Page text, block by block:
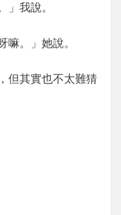
」我說。
嘛。」她說。
但其實也不太難猜